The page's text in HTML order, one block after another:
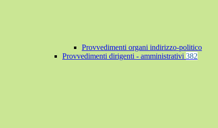
Provvedimenti organi indirizzo-politico
Provvedimenti dirigenti - amministrativi 382